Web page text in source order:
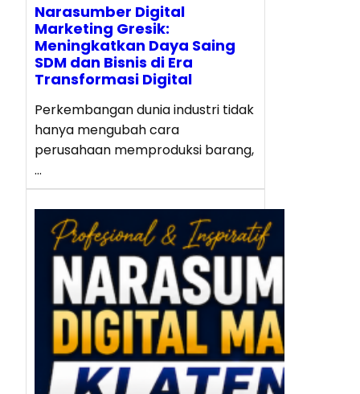
Narasumber Digital
Marketing Gresik:
Meningkatkan Daya Saing
SDM dan Bisnis di Era
Transformasi Digital
Perkembangan dunia industri tidak
hanya mengubah cara
perusahaan memproduksi barang,
…